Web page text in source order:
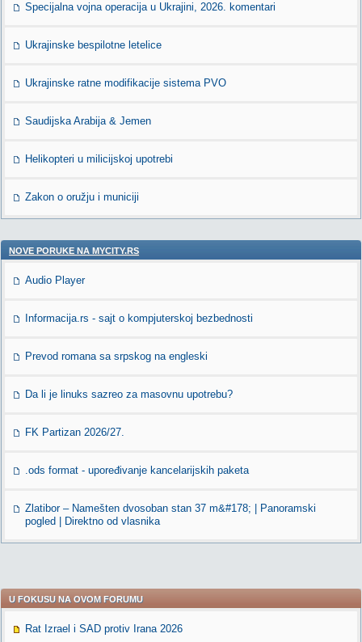
Specijalna vojna operacija u Ukrajini, 2026. komentari
Ukrajinske bespilotne letelice
Ukrajinske ratne modifikacije sistema PVO
Saudijska Arabija & Jemen
Helikopteri u milicijskoj upotrebi
Zakon o oružju i municiji
NOVE PORUKE NA MYCITY.RS
Audio Player
Informacija.rs - sajt o kompjuterskoj bezbednosti
Prevod romana sa srpskog na engleski
Da li je linuks sazreo za masovnu upotrebu?
FK Partizan 2026/27.
.ods format - upoređivanje kancelarijskih paketa
Zlatibor – Namešten dvosoban stan 37 m&#178; | Panoramski
pogled | Direktno od vlasnika
U FOKUSU NA OVOM FORUMU
Rat Izrael i SAD protiv Irana 2026